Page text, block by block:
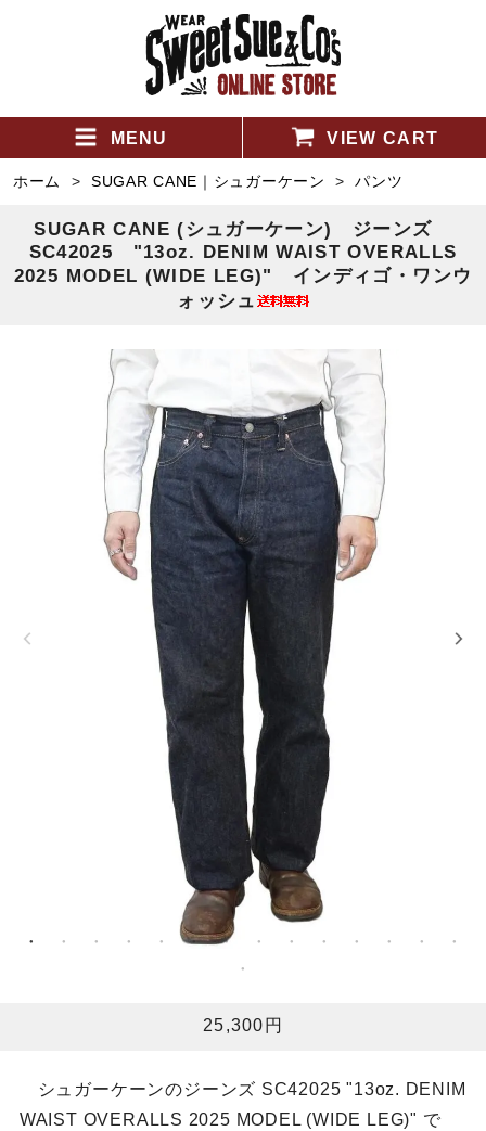
MENU VIEW CART
ホーム > SUGAR CANE｜シュガーケーン >パンツ
SUGAR CANE (シュガーケーン) ジーンズ
SC42025 "13oz. DENIM WAIST OVERALLS
2025 MODEL (WIDE LEG)" インディゴ・ワンウ
ォッシュ
25,300円
シュガーケーンのジーンズ SC42025 "13oz. DENIM
WAIST OVERALLS 2025 MODEL (WIDE LEG)" で